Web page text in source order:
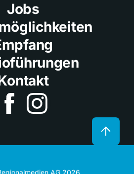
Jobs